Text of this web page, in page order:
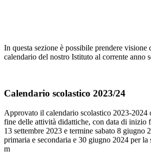
In questa sezione è possibile prendere visione
calendario del nostro Istituto al corrente anno
Calendario scolastico 2023/24
Approvato il calendario scolastico 2023-2024
fine delle attività didattiche, con data di inizio
13 settembre 2023 e termine sabato 8 giugno
primaria e secondaria e 30 giugno 2024 per la
m